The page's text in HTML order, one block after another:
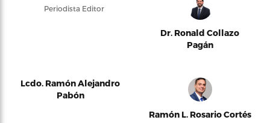
Periodista Editor
Dr. Ronald Collazo
Pagán
Lcdo. Ramón Alejandro
Pabón
Ramón L. Rosario Cortés